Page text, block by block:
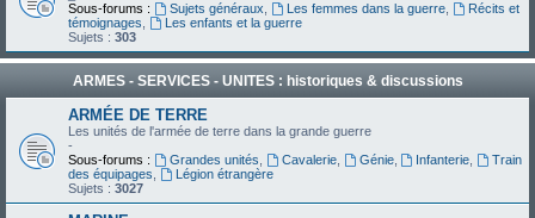
Sous-forums :
Sujets généraux Les femmes dans la guerre,
Récits et
témoignages
Les enfants et la guerre
Sujets : 303
ARMES - SERVICES - UNITES : historiques & discussions
ARMÉE DE TERRE
Les unités de l'armée de terre dans la grande guerre
-
Sous-forums :
Grandes unités Cavalerie, Génie, Infanterie
Train
des équipages
Légion étrangère
Sujets : 3027